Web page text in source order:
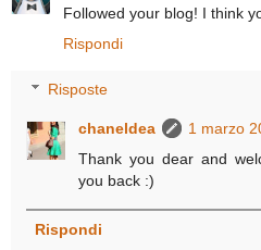
Followed your blog! I think
Rispondi
Risposte
chaneldea
1 marzo
Thank you dear and
you back :)
Rispondi